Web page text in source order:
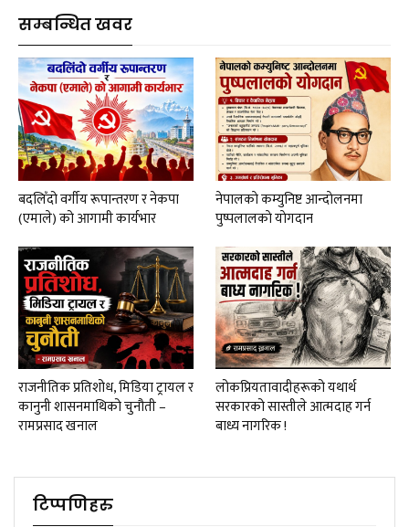
सम्बन्धित खवर
बदलिँदो वर्गीय रूपान्तरण र नेकपा
(एमाले) को आगामी कार्यभार
नेपालकाे कम्युनिष्ट आन्दाेलनमा
पुष्पलालकाे याेगदान
राजनीतिक प्रतिशोध, मिडिया ट्रायल र
कानुनी शासनमाथिको चुनौती –
रामप्रसाद खनाल
लोकप्रियतावादीहरूको यथार्थ
सरकारको सास्तीले आत्मदाह गर्न
बाध्य नागरिक !
टिप्पणिहरु